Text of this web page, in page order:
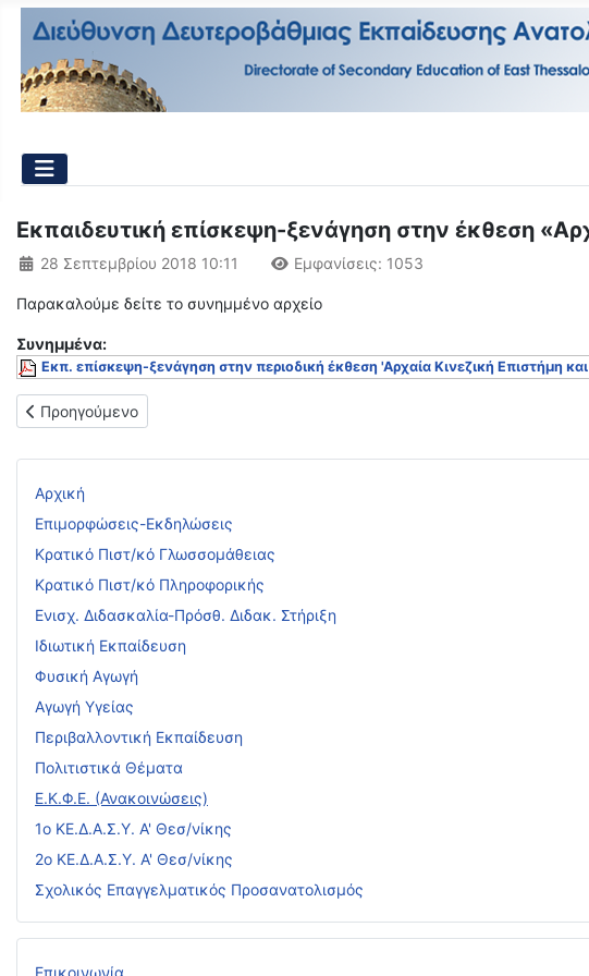
Αρχική
Επιμορφώσεις-Εκδηλώσεις
Κρατικό Πιστ/κό Γλωσσομάθειας
Κρατικό Πιστ/κό Πληροφορικής
Ενισχ. Διδασκαλία-Πρόσθ. Διδακ. Στήριξη
Ιδιωτική Εκπαίδευση
Φυσική Αγωγή
Αγωγή Υγείας
Περιβαλλοντική Εκπαίδευση
Πολιτιστικά Θέματα
Ε.Κ.Φ.Ε. (Ανακοινώσεις)
1ο ΚΕ.Δ.Α.Σ.Υ. Α' Θεσ/νίκης
2ο ΚΕ.Δ.Α.Σ.Υ. Α' Θεσ/νίκης
Σχολικός Επαγγελματικός Προσανατολισμός
Επικοινωνία
Εκπαιδευτική επίσκεψη-ξενάγηση στην έκθεση
Λεπτομέρειες
28 Σεπτεμβρίου 2018 10:11 Εμφανίσεις: 1053
Παρακαλούμε δείτε το συνημμένο αρχείο
Συνημμένα:
Εκπ. επίσκεψη-ξενάγηση στην περιοδική έκθεση 'Αρχαία Κινεζική Επιστήμη
Προηγούμενο άρθρο: Ονόματα εκπαιδευτικών που θα παρακολουθήσουν
Προηγούμενο